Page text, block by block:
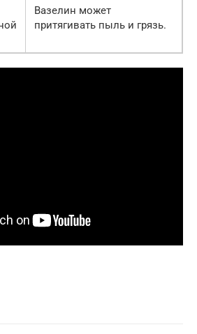
Вазелин может
притягивать пыль и грязь.